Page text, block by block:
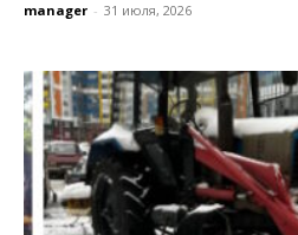
manager - 31 июля, 2026